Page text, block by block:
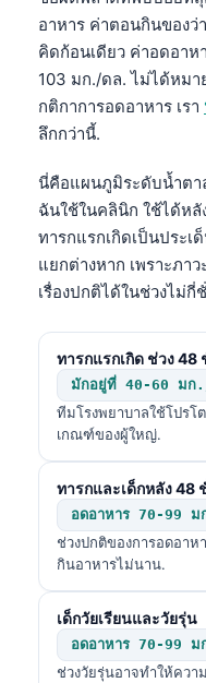
อาหาร ค่าตอนกินของว่
คิดก้อนเดียว ค่าอดอาห
103 มก./ดล. ไม่ได้หม
กติกาการอดอาหาร เรา
ลึกกว่านี้.
นี่คือแผนภูมิระดับน้ำตา
ฉันใช้ในคลินิก ใช้ได้หลั
ทารกแรกเกิดเป็นประเ
แยกต่างหาก เพราะภา
เรื่องปกติได้ในช่วงไม่กี่
ทารกแรกเกิด ช่วง 48
มักอยู่ที่ 40-60 มก./
ทีมโรงพยาบาลใช้โปรโ
เกณฑ์ของผู้ใหญ่.
ทารกและเด็กหลัง 48
อดอาหาร 70-99
ช่วงปกติของการอดอาห
กินอาหารไม่นาน.
เด็กวัยเรียนและวัยรุ่น
อดอาหาร 70-99
ช่วงวัยรุ่นอาจทำให้คว